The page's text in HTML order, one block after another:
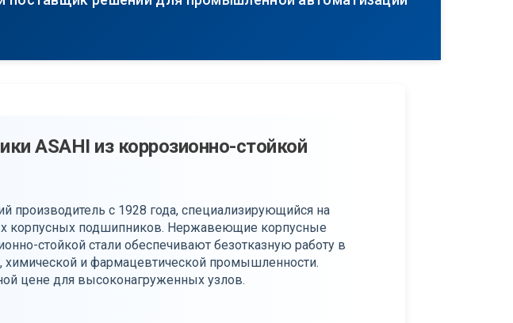
ASAHI из коррозионно-стойкой
производитель с 1928 года, специализирующийся на
корпусных подшипников. Нержавеющие корпусные
стойкой стали обеспечивают безотказную работу в
химической и фармацевтической промышленности.
цене для высоконагруженных узлов.